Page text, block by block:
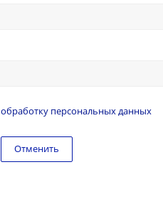
обработку персональных данных
Отменить